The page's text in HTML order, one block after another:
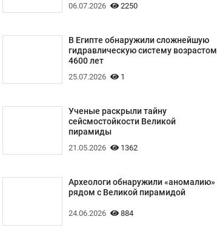
06.07.2026 2250
В Египте обнаружили сложнейшую
гидравлическую систему возрастом
4600 лет
25.07.2026 1
Ученые раскрыли тайну
сейсмостойкости Великой
пирамиды
21.05.2026 1362
Археологи обнаружили «аномалию»
рядом с Великой пирамидой
24.06.2026 884